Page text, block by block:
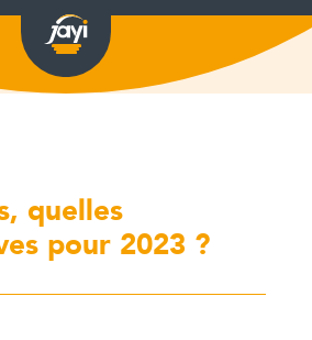
quelles
pour 2023 ?